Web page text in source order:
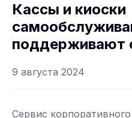
Кассы и киоски
поддерживают
9 августа 2024
Сервис